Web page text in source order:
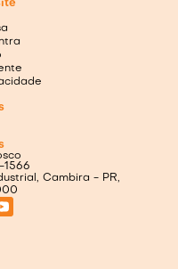
1566
Cambira - PR,